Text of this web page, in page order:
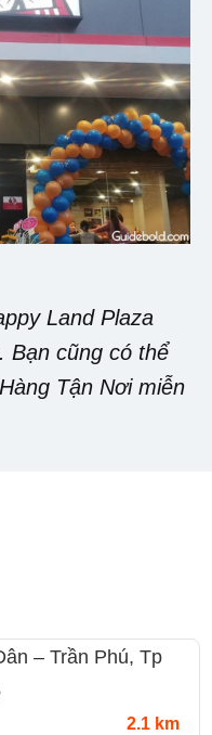
Land Plaza
Bạn cũng có thể
Tận Nơi miễn
– Trần Phú, Tp
2.1 km